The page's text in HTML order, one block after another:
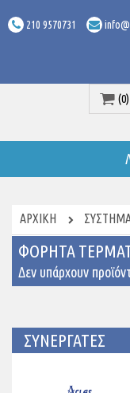
210 9570731
(0)
ΑΡΧΙΚΉ
ΦΟΡΗΤΆ
Δεν υπάρχουν
ΣΥΝΕΡΓΑΤΕΣ